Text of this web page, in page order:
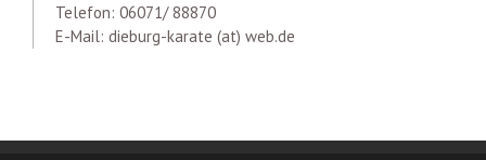
Telefon: 06071/ 88870
E-Mail: dieburg-karate (at) web.de